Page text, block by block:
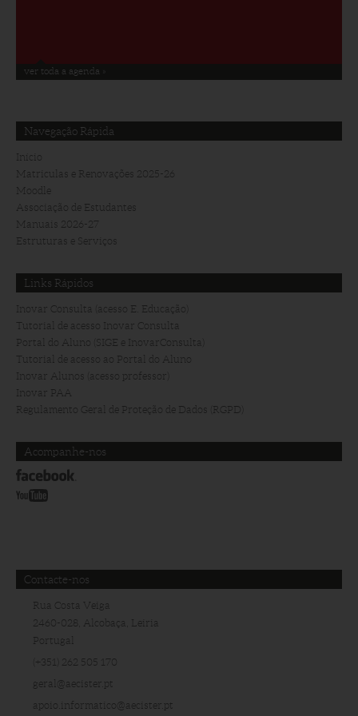
ver toda a agenda »
Navegação Rápida
Início
Matriculas e Renovações 2025-26
Moodle
Associação de Estudantes
Manuais 2026-27
Estruturas e Serviços
Links Rápidos
Inovar Consulta (acesso E. Educação)
Tutorial de acesso Inovar Consulta
Portal do Aluno (SIGE e InovarConsulta)
Tutorial de acesso ao Portal do Aluno
Inovar Alunos (acesso professor)
Inovar PAA
Regulamento Geral de Proteção de Dados (RGPD)
Acompanhe-nos
Contacte-nos
Rua Costa Veiga
2460-028, Alcobaça, Leiria
Portugal
(+351) 262 505 170
geral@aecister.pt
apoio.informatico@aecister.pt